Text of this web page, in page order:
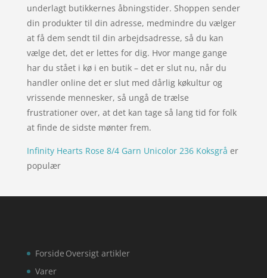
underlagt butikkernes åbningstider. Shoppen sender
din produkter til din adresse, medmindre du vælger
at få dem sendt til din arbejdsadresse, så du kan
vælge det, det er lettes for dig. Hvor mange gange
har du stået i kø i en butik – det er slut nu, når du
handler online det er slut med dårlig køkultur og
vrissende mennesker, så ungå de trælse
frustrationer over, at det kan tage så lang tid for folk
at finde de sidste mønter frem.
Infinity Hearts Rose 8/4 Garn Unicolor 236 Koksgrå er
populær
Forside
Varer
Oversigt artikler